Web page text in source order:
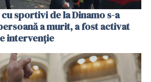
sportivi de la Dinamo s-a
a murit, a fost activat
intervenție